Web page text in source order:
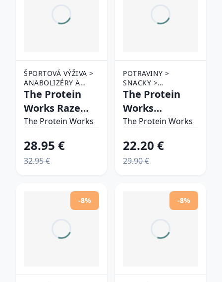
ŠPORTOVÁ VÝŽIVA >
ANABOLIZÉRY A
STIMULANTY > PRE-
The Protein
Works Raze
Extreme
The Protein Works
28.95 €
32.95 €
POTRAVINY >
SNACKY >
PROTEÍNOVÉ
The Protein
Works
Ridiculous
Bar čokoláda
arašidy
The Protein Works
22.20 €
29.90 €
-8% -8%